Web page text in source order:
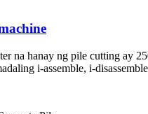
na hanay ng pile cutting ay
i-assemble, i-